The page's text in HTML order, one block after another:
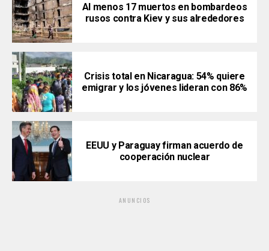
Al menos 17 muertos en bombardeos
rusos contra Kiev y sus alrededores
Crisis total en Nicaragua: 54% quiere
emigrar y los jóvenes lideran con 86%
EEUU y Paraguay firman acuerdo de
cooperación nuclear
ANUNCIOS